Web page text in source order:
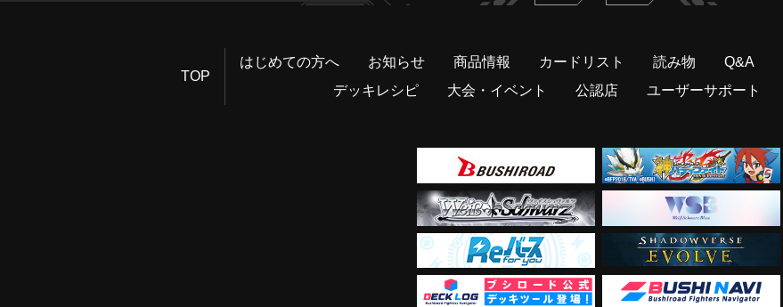
TOP
はじめての方へ お知らせ 商品情報 カードリスト 読み物 Q&A
デッキレシピ
大会・イベント 公認店 ユーザーサポート